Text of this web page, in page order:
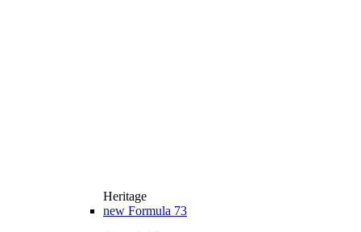
Heritage
new Formula 73